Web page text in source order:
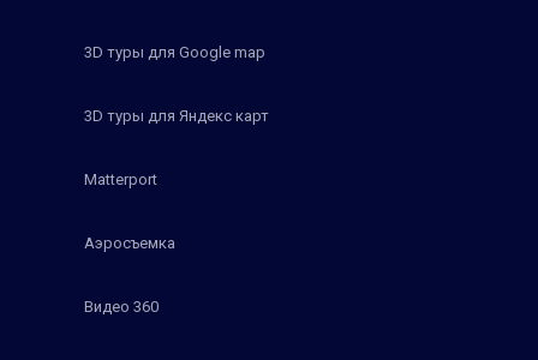
3D туры для Google map
3D туры для Яндекс карт
Matterport
Аэросъемка
Видео 360